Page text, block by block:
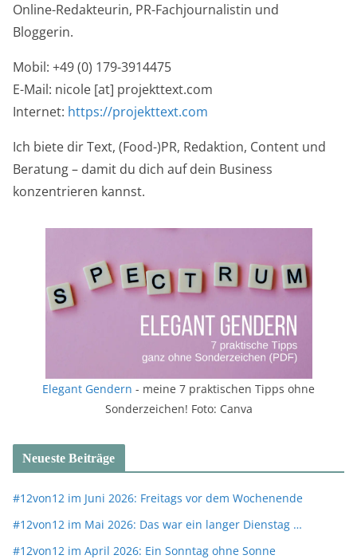
Online-Redakteurin, PR-Fachjournalistin und
Bloggerin.
Mobil: +49 (0) 179-3914475
E-Mail: nicole [at] projekttext.com
Internet: https://projekttext.com
Ich biete dir Text, (Food-)PR, Redaktion, Content und
Beratung – damit du dich auf dein Business
konzentrieren kannst.
Elegant Gendern - meine 7 praktischen Tipps ohne
Sonderzeichen! Foto: Canva
Neueste Beiträge
#12von12 im Juni 2026: Freitags vor dem Wochenende
#12von12 im Mai 2026: Das war ein langer Dienstag …
#12von12 im April 2026: Ein Sonntag ohne Sonne